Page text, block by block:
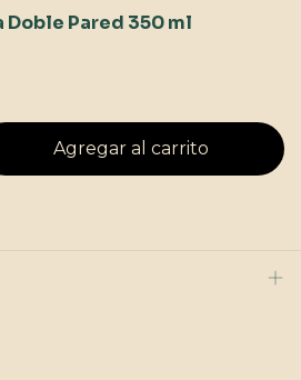
Doble Pared 350 ml